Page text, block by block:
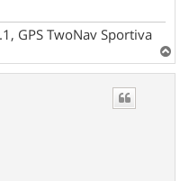
GPS TwoNav Sportiva
a